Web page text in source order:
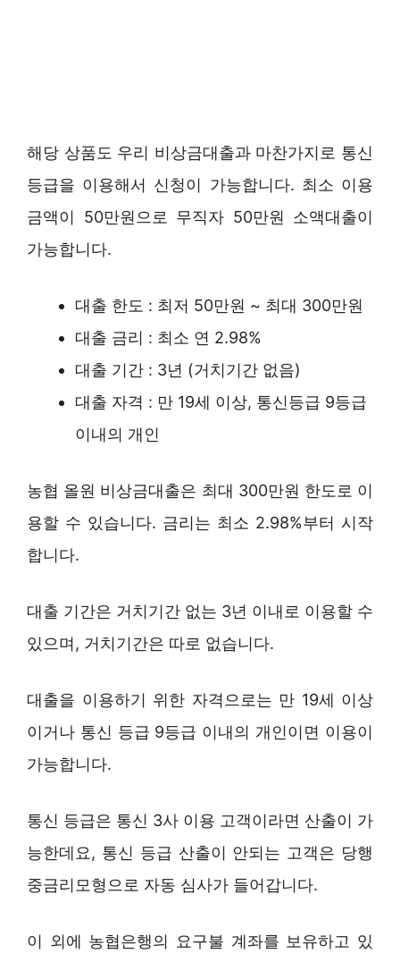
해당 상품도 우리 비상금대출과 마찬가지로 통신
등급을 이용해서 신청이 가능합니다. 최소 이용
금액이 50만원으로 무직자 50만원 소액대출이
가능합니다.
대출 한도 : 최저 50만원 ~ 최대 300만원
대출 금리 : 최소 연 2.98%
대출 기간 : 3년 (거치기간 없음)
대출 자격 : 만 19세 이상, 통신등급 9등급
이내의 개인
농협 올원 비상금대출은 최대 300만원 한도로 이
용할 수 있습니다. 금리는 최소 2.98%부터 시작
합니다.
대출 기간은 거치기간 없는 3년 이내로 이용할 수
있으며, 거치기간은 따로 없습니다.
대출을 이용하기 위한 자격으로는 만 19세 이상
이거나 통신 등급 9등급 이내의 개인이면 이용이
가능합니다.
통신 등급은 통신 3사 이용 고객이라면 산출이 가
능한데요, 통신 등급 산출이 안되는 고객은 당행
중금리모형으로 자동 심사가 들어갑니다.
이 외에 농협은행의 요구불 계좌를 보유하고 있